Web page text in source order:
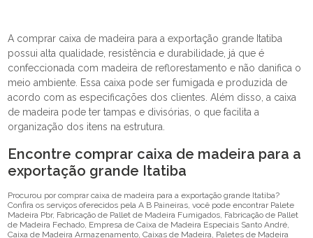
A comprar caixa de madeira para a exportação grande Itatiba
possui alta qualidade, resistência e durabilidade, já que é
confeccionada com madeira de reflorestamento e não danifica o
meio ambiente. Essa caixa pode ser fumigada e produzida de
acordo com as especificações dos clientes. Além disso, a caixa
de madeira pode ter tampas e divisórias, o que facilita a
organização dos itens na estrutura.
Encontre comprar caixa de madeira para a
exportação grande Itatiba
Procurou por comprar caixa de madeira para a exportação grande Itatiba?
Confira os serviços oferecidos pela A B Paineiras, você pode encontrar Palete
Madeira Pbr, Fabricação de Pallet de Madeira Fumigados, Fabricação de Pallet
de Madeira Fechado, Empresa de Caixa de Madeira Especiais Santo André,
Caixa de Madeira Armazenamento, Caixas de Madeira, Paletes de Madeira